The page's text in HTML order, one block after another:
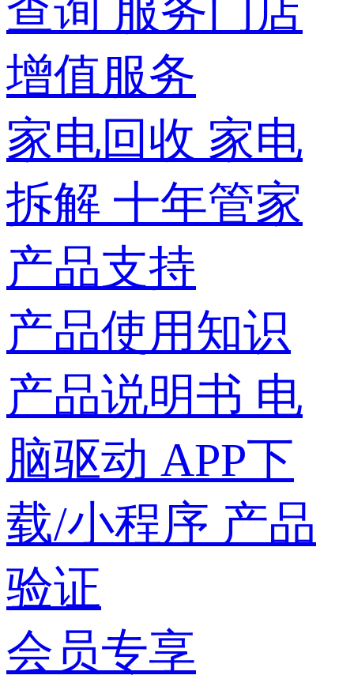
查询 服务门店
增值服务
家电回收 家电
拆解 十年管家
产品支持
产品使用知识
产品说明书 电
脑驱动 APP下
载/小程序 产品
验证
会员专享